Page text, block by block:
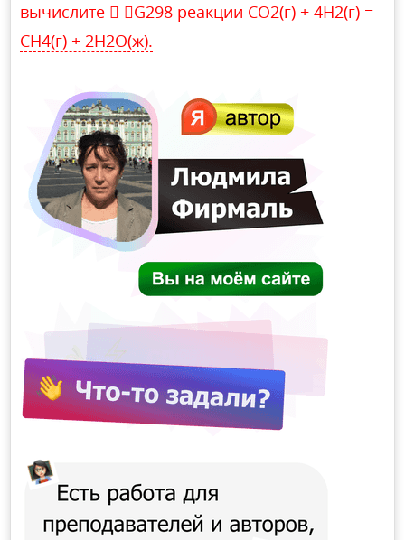
вычислите  G298 реакции СО2(г) + 4Н2(г) =
СН4(г) + 2Н2О(ж).